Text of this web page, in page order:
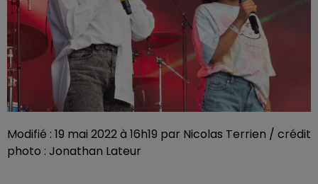
Modifié : 19 mai 2022 à 16h19 par Nicolas Terrien / crédit
photo : Jonathan Lateur